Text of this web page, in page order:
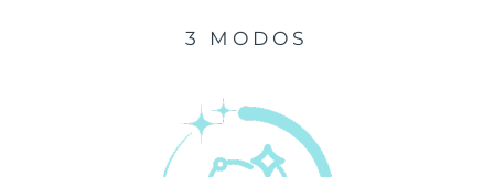
3 MODOSEntrega prevista
Entrega prevista